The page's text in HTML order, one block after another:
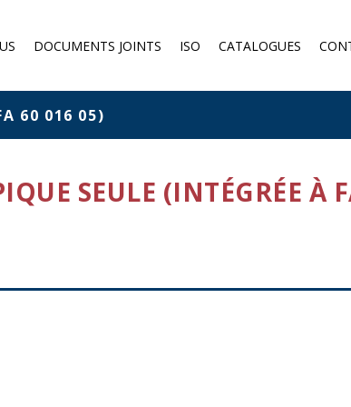
from
DOCUMENTS JOINTS ISO CATALOGUES
60 016 05)
SEULE (INTÉGRÉE À